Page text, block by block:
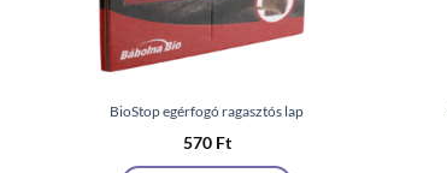
BioStop egérfogó ragasztós lap
570 Ft